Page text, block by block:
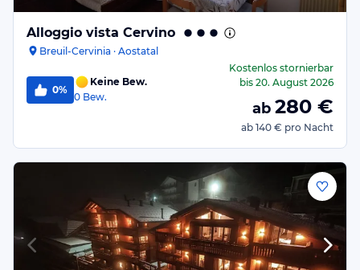
Alloggio vista Cervino
Breuil-Cervinia · Aostatal
0%
Keine Bew.
0 Bew.
Kostenlos stornierbar
bis 20. August 2026
ab 280 €
ab 140 € pro Nacht